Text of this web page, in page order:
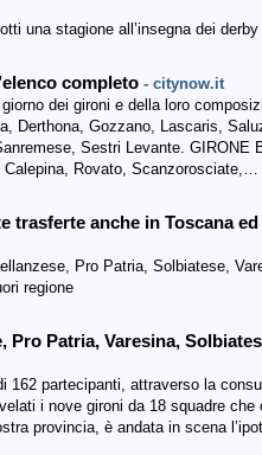
una stagione all’insegna dei
completo - citynow.it
dei gironi e della loro
Derthona, Gozzano, Lascaris,
Sestri Levante. GIRONE
Calepina, Rovato, Scanzorosciate,…
trasferte anche in Toscana
Pro Patria, Solbiatese,
regione
Patria, Varesina,
162 partecipanti, attraverso la
i nove gironi da 18 squadre che
provincia, è andata in scena